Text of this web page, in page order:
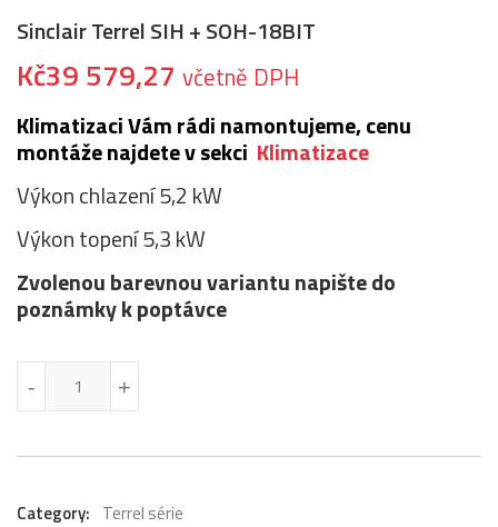
Sinclair Terrel SIH + SOH-18BIT
Kč39 579,27 včetně DPH
Klimatizaci Vám rádi namontujeme, cenu
montáže najdete v sekci Klimatizace
Výkon chlazení 5,2 kW
Výkon topení 5,3 kW
Zvolenou barevnou variantu napište do
poznámky k poptávce
+
- +
-
Category: Terrel série